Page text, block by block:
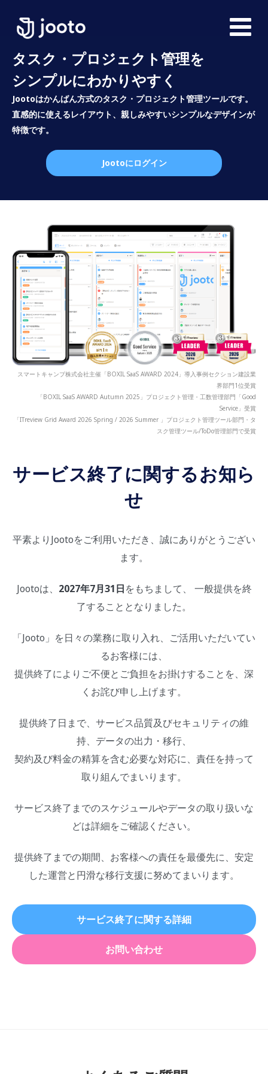
タスク・プロジェクト管理を
シンプルにわかりやすく
Jootoはかんばん方式のタスク・プロジェクト管理ツールです。
直感的に使えるレイアウト、親しみやすいシンプルなデザインが
特徴です。
Jootoにログイン
スマートキャンプ株式会社主催「BOXIL SaaS AWARD 2024」導入事例セクション建設業
界部門1位受賞
「BOXIL SaaS AWARD Autumn 2025」プロジェクト管理・工数管理部門「Good
Service」受賞
「ITreview Grid Award 2026 Spring / 2026 Summer 」プロジェクト管理ツール部門・タ
スク管理ツール/ToDo管理部門で受賞
サービス終了に関するお知ら
せ
平素よりJootoをご利用いただき、誠にありがとうござい
ます。
Jootoは、 2027年7月31日をもちまして、 一般提供を終
了することとなりました。
「Jooto」を日々の業務に取り入れ、ご活用いただいてい
るお客様には、
提供終了によりご不便とご負担をお掛けすることを、深
くお詫び申し上げます。
提供終了日まで、サービス品質及びセキュリティの維
持、データの出力・移行、
契約及び料金の精算を含む必要な対応に、責任を持って
取り組んでまいります。
サービス終了までのスケジュールやデータの取り扱いな
どは詳細をご確認ください。
提供終了までの期間、お客様への責任を最優先に、安定
した運営と円滑な移行支援に努めてまいります。
サービス終了に関する詳細
お問い合わせ